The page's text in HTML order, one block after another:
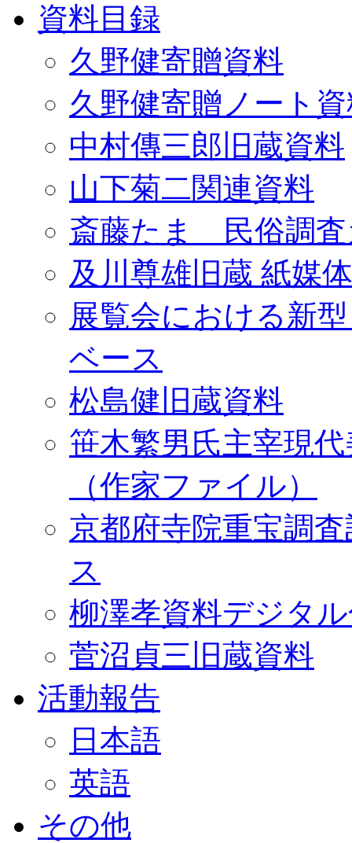
資料目録
久野健寄贈資料
久野健寄贈ノート
中村傳三郎旧蔵資料
山下菊二関連資料
斎藤たま 民俗調査
及川尊雄旧蔵 紙媒
展覧会における新
ベース
松島健旧蔵資料
笹木繁男氏主宰現
（作家ファイル）
京都府寺院重宝調
ス
柳澤孝資料デジタ
菅沼貞三旧蔵資料
活動報告
日本語
英語
その他